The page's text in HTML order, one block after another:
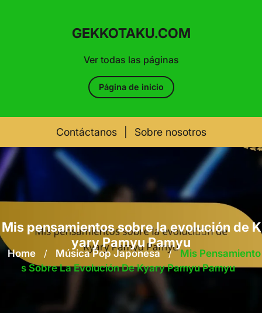
Ver todas las páginas
GEKKOTAKU.COM
Página de inicio
Contáctanos Sobre nosotros
Skip
to
content
Mis pensamientos sobre la evolución de K
yary Pamyu Pamyu
Home / Música Pop Japonesa / Mis Pensamiento
S Sobre La Evolución De Kyary Pamyu Pamyu